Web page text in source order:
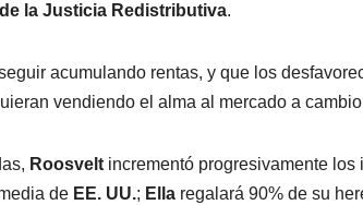
la Justicia Redistributiva.
acumulando rentas, y que los
vendiendo el alma al mercado a
Roosvelt incrementó progresivamente
de EE. UU.; Ella regalará 90% de su